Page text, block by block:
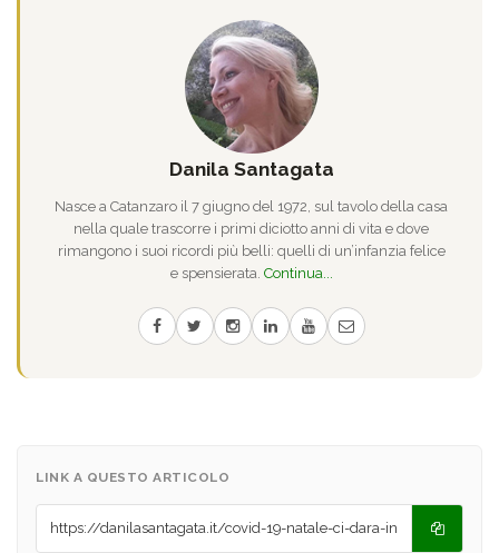
Danila Santagata
Nasce a Catanzaro il 7 giugno del 1972, sul tavolo della casa
nella quale trascorre i primi diciotto anni di vita e dove
rimangono i suoi ricordi più belli: quelli di un’infanzia felice
e spensierata. Continua...
LINK A QUESTO ARTICOLO